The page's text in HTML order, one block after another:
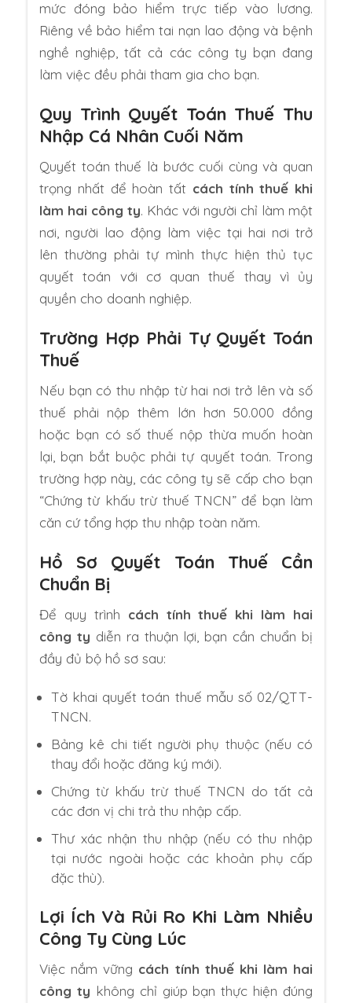
mức đóng bảo hiểm trực tiếp vào lương.
Riêng về bảo hiểm tai nạn lao động và bệnh
nghề nghiệp, tất cả các công ty bạn đang
làm việc đều phải tham gia cho bạn.
Quy Trình Quyết Toán Thuế Thu
Nhập Cá Nhân Cuối Năm
Quyết toán thuế là bước cuối cùng và quan
trọng nhất để hoàn tất cách tính thuế khi
làm hai công ty. Khác với người chỉ làm một
nơi, người lao động làm việc tại hai nơi trở
lên thường phải tự mình thực hiện thủ tục
quyết toán với cơ quan thuế thay vì ủy
quyền cho doanh nghiệp.
Trường Hợp Phải Tự Quyết Toán
Thuế
Nếu bạn có thu nhập từ hai nơi trở lên và số
thuế phải nộp thêm lớn hơn 50.000 đồng
hoặc bạn có số thuế nộp thừa muốn hoàn
lại, bạn bắt buộc phải tự quyết toán. Trong
trường hợp này, các công ty sẽ cấp cho bạn
“Chứng từ khấu trừ thuế TNCN” để bạn làm
căn cứ tổng hợp thu nhập toàn năm.
Hồ Sơ Quyết Toán Thuế Cần
Chuẩn Bị
Để quy trình cách tính thuế khi làm hai
công ty diễn ra thuận lợi, bạn cần chuẩn bị
đầy đủ bộ hồ sơ sau:
Tờ khai quyết toán thuế mẫu số 02/QTT-
TNCN.
Bảng kê chi tiết người phụ thuộc (nếu có
thay đổi hoặc đăng ký mới).
Chứng từ khấu trừ thuế TNCN do tất cả
các đơn vị chi trả thu nhập cấp.
Thư xác nhận thu nhập (nếu có thu nhập
tại nước ngoài hoặc các khoản phụ cấp
đặc thù).
Lợi Ích Và Rủi Ro Khi Làm Nhiều
Công Ty Cùng Lúc
Việc nắm vững cách tính thuế khi làm hai
công ty không chỉ giúp bạn thực hiện đúng